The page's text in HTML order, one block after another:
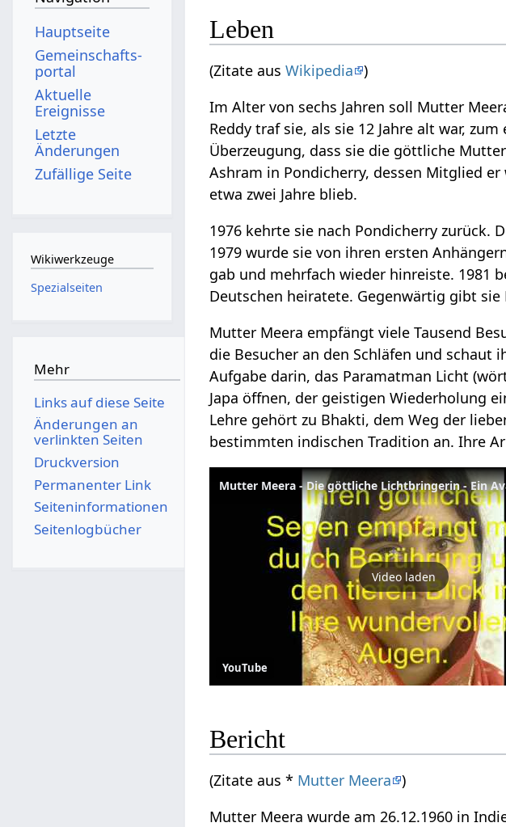
Leben
(Zitate ausWikipedia )
Im Alter von sechs Jahren soll Mutter
Reddy traf sie, als sie 12 Jahre alt war,
Überzeugung, dass sie die göttliche
Ashram in Pondicherry, dessen Mitglied
etwa zwei Jahre blieb.
1976 kehrte sie nach Pondicherry zurück.
1979 wurde sie von ihren ersten
gab und mehrfach wieder hinreiste. 1981
Deutschen heiratete. Gegenwärtig gibt
Mutter Meera empfängt viele Tausend
die Besucher an den Schläfen und schaut
Aufgabe darin, das Paramatman Licht
Japa öffnen, der geistigen Wiederholung
Lehre gehört zu Bhakti, dem Weg der
bestimmten indischen Tradition an. Ihre
Video laden
YouTube
Bericht
(Zitate aus * Mutter Meera )
Mutter Meera wurde am 26.12.1960 in
Hauptseite
Gemeinschafts­
portal
Aktuelle
Ereignisse
Letzte
Änderungen
Zufällige Seite
Wikiwerkzeuge
Spezialseiten
Mehr
Links auf diese Seite
Änderungen an
verlinkten Seiten
Druckversion
Permanenter Link
Seiten­­informationen
Seitenlogbücher